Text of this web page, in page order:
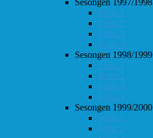
Follo 1
Follo 2
Follo 3
Follo 4
Sesongen 1998/1999
Follo 1
Follo 2
Follo 3
Follo 4
Sesongen 1999/2000
Follo 1
Follo 2